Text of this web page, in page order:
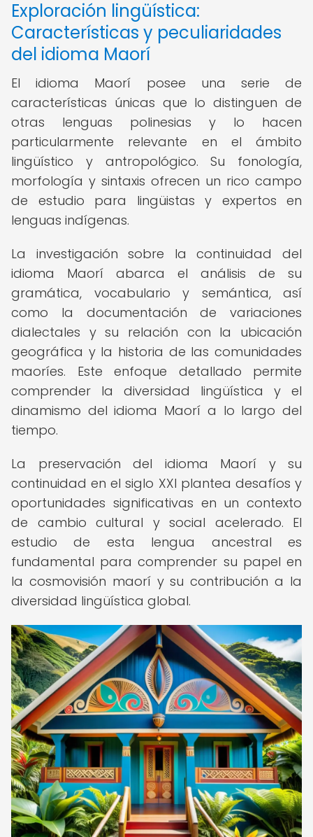
Exploración lingüística:
Características y peculiaridades
del idioma Maorí
El idioma Maorí posee una serie de
características únicas que lo distinguen de
otras lenguas polinesias y lo hacen
particularmente relevante en el ámbito
lingüístico y antropológico. Su fonología,
morfología y sintaxis ofrecen un rico campo
de estudio para lingüistas y expertos en
lenguas indígenas.
La investigación sobre la continuidad del
idioma Maorí abarca el análisis de su
gramática, vocabulario y semántica, así
como la documentación de variaciones
dialectales y su relación con la ubicación
geográfica y la historia de las comunidades
maoríes. Este enfoque detallado permite
comprender la diversidad lingüística y el
dinamismo del idioma Maorí a lo largo del
tiempo.
La preservación del idioma Maorí y su
continuidad en el siglo XXI plantea desafíos y
oportunidades significativas en un contexto
de cambio cultural y social acelerado. El
estudio de esta lengua ancestral es
fundamental para comprender su papel en
la cosmovisión maorí y su contribución a la
diversidad lingüística global.